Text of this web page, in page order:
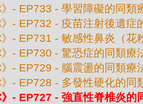
》- EP733 - 學習障礙的同類
》- EP732 - 疫苗注射後遺症
》- EP731 - 敏感性鼻炎（花
》- EP730 - 驚恐症的同類療
》- EP729 - 腦震盪的同類療
》- EP728 - 多發性硬化的同
》- EP727 - 強直性脊椎炎的